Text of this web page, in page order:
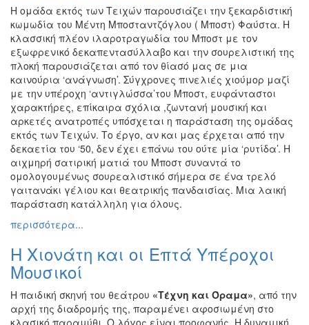
Η ομάδα εκτός των Τειχών παρουσιάζει την ξεκαρδιστική
κωμωδία του Μέντη Μποσταντζόγλου ( Μποστ) Φαύστα. Η
κλασσική πλέον ιλαροτραγωδία του Μποστ με τον
εξωφρενικό δεκαπεντασύλλαβο και την σουρελιστική της
πλοκή παρουσιάζεται από τον θίασό μας σε μια
καινούρια ‘ανάγνωση’. Σύγχρονες πινελιές χιούμορ μαζί
με την υπέροχη ‘αντιγλώσσα’του Μποστ, ευφάνταστοι
χαρακτήρες, επίκαιρα σχόλια ,ζωντανή μουσική και
αρκετές ανατροπές υπόσχεται η παράσταση της ομάδας
εκτός των Τειχών. Το έργο, αν και μας έρχεται από την
δεκαετία του ‘50, δεν έχει επάνω του ούτε μία ‘ρυτίδα’. Η
αιχμηρή σατιρική ματιά του Μποστ συναντά το
ομολογουμένως σουρεαλιστικό σήμερα σε ένα τρελό
γαιτανάκι γέλιου και θεατρικής πανδαισίας. Μια λαική
παράσταση κατάλληλη για όλους.
περισσότερα...
Η Χιονάτη και οι Επτά Υπέροχοι
Μουσικοί
Η παιδική σκηνή του θεάτρου «Τέχνη και Όραμα», από την
αρχή της διαδρομής της, παραμένει αφοσιωμένη στο
κλασικό παραμύθι. Ο λόγος είναι προφανής. Η δυναμική